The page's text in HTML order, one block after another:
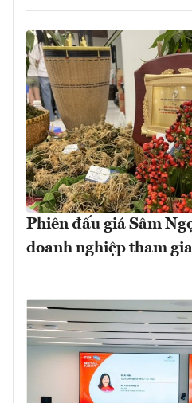
Phiên đấu giá Sâm
doanh nghiệp tham gia